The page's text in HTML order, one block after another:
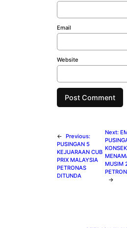
Email
Website
←
Previous:
PUSINGAN 5
KEJUARAAN CUB
PRIX MALAYSIA
PETRONAS
DITUNDA
Next:
MUSIM
→